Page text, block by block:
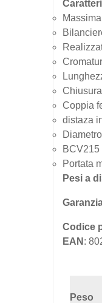
Coppia
distaza
BCV215
Portata
Pesi a
Codice
EAN :
Peso